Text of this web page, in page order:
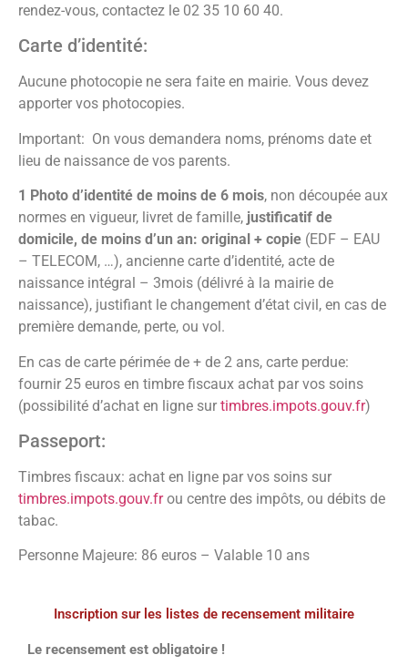
rendez-vous, contactez le 02 35 10 60 40.
Carte d’identité:
Aucune photocopie ne sera faite en mairie. Vous devez
apporter vos photocopies.
Important: On vous demandera noms, prénoms date et
lieu de naissance de vos parents.
1 Photo d’identité de moins de 6 mois, non découpée aux
normes en vigueur, livret de famille, justificatif de
domicile, de moins d’un an: original + copie (EDF – EAU
– TELECOM, …), ancienne carte d’identité, acte de
naissance intégral – 3mois (délivré à la mairie de
naissance), justifiant le changement d’état civil, en cas de
première demande, perte, ou vol.
En cas de carte périmée de + de 2 ans, carte perdue:
fournir 25 euros en timbre fiscaux achat par vos soins
(possibilité d’achat en ligne sur timbres.impots.gouv.fr)
Passeport:
Timbres fiscaux: achat en ligne par vos soins sur
timbres.impots.gouv.frou centre des impôts, ou débits de
tabac.
Personne Majeure: 86 euros – Valable 10 ans
Inscription sur les listes de recensement militaire
Le recensement est obligatoire !